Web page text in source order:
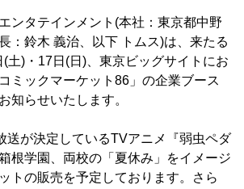
ンタテインメント(本社：東京都中野
：鈴木 義治、以下 トムス)は、来たる
土)・17日(日)、東京ビッグサイトにお
ミックマーケット86」の企業ブース
知らせいたします。
送が決定しているTVアニメ『弱虫ペダ
根学園、両校の「夏休み」をイメージ
トの販売を予定しております。さら